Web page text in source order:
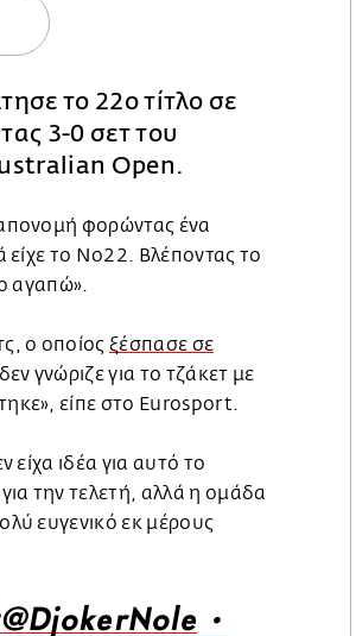
το 22ο τίτλο σε
3-0 σετ του
Open.
φορώντας ένα
είχε το Νο22. Βλέποντας το
αγαπώ».
ο οποίοςξέσπασε σε
γνώριζε για το τζάκετ με
είπε στο Eurosport.
ιδέα για αυτό το
την τελετή, αλλά η ομάδα
ευγενικό εκ μέρους
@DjokerNole•